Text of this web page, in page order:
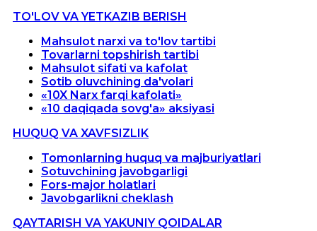
TO'LOV VA YETKAZIB BERISH
Mahsulot narxi va to'lov tartibi
Tovarlarni topshirish tartibi
Mahsulot sifati va kafolat
Sotib oluvchining da'volari
«10X Narx farqi kafolati»
«10 daqiqada sovg'a» aksiyasi
HUQUQ VA XAVFSIZLIK
Tomonlarning huquq va majburiyatlari
Sotuvchining javobgarligi
Fors-major holatlari
Javobgarlikni cheklash
QAYTARISH VA YAKUNIY QOIDALAR